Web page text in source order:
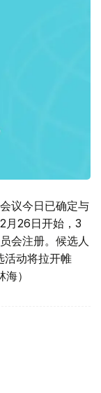
议今日已确定与
月26日开始，3
会注册。候选人
活动将拉开帷
）